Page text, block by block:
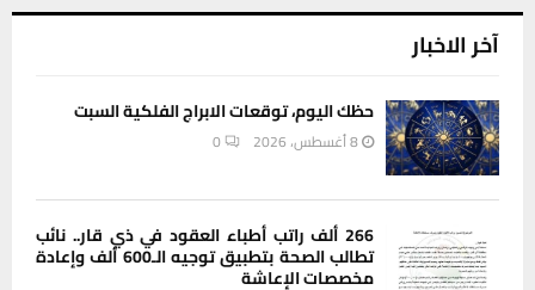
آخر الاخبار
حظك اليوم، توقعات الابراج الفلكية السبت
8 أغسطس، 2026 0
266 ألف راتب أطباء العقود في ذي قار.. نائب
تطالب الصحة بتطبيق توجيه الـ600 ألف وإعادة
مخصصات الإعاشة